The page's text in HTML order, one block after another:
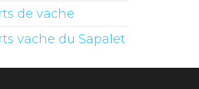
de vache
vache du Sapalet